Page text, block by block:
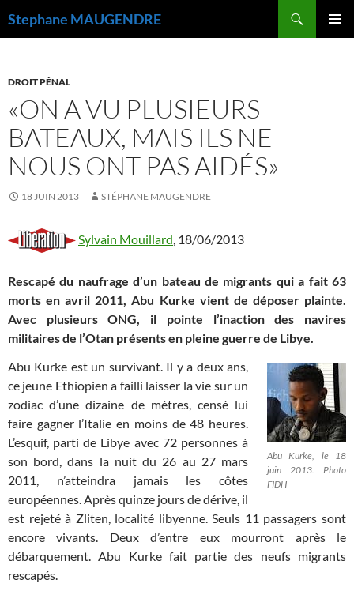
Stephane MAUGENDRE
DROIT PÉNAL
«ON A VU PLUSIEURS
BATEAUX, MAIS ILS NE
NOUS ONT PAS AIDÉS»
18 JUIN 2013 STÉPHANE MAUGENDRE
Sylvain Mouillard 18/06/2013
Rescapé du naufrage d’un bateau de migrants qui a fait 63
morts en avril 2011, Abu Kurke vient de déposer plainte.
Avec plusieurs ONG, il pointe l’inaction des navires
militaires de l’Otan présents en pleine guerre de Libye.
Abu Kurke, le 18
juin 2013. Photo
FIDH
Abu Kurke est un survivant. Il y a deux ans,
ce jeune Ethiopien a failli laisser la vie sur un
zodiac d’une dizaine de mètres, censé lui
faire gagner l’Italie en moins de 48 heures.
L’esquif, parti de Libye avec 72 personnes à
son bord, dans la nuit du 26 au 27 mars
2011, n’atteindra jamais les côtes
européennes. Après quinze jours de dérive, il
est rejeté à Zliten, localité libyenne. Seuls 11 passagers sont
encore vivants. Deux d’entre eux mourront après le
débarquement. Abu Kurke fait partie des neufs migrants
rescapés.